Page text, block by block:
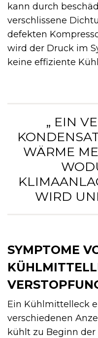
kann durch
verschlissene
defekten
wird der Druck im
keine effiziente
„ EIN
WÄRME
WIRD
SYMPTOME
Ein Kühlmittelleck
verschiedenen
kühlt zu Beginn